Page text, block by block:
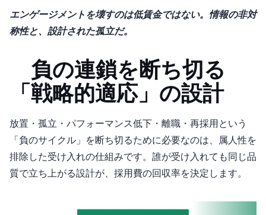
エンゲージメントを壊すのは低賃金ではない。情報の非対
称性と、設計された孤立だ。
3. 負の連鎖を断ち切る
「戦略的適応」の設計
放置・孤立・パフォーマンス低下・離職・再採用という
「負のサイクル」を断ち切るために必要なのは、属人性を
排除した受け入れの仕組みです。誰が受け入れても同じ品
質で立ち上がる設計が、採用費の回収率を決定します。